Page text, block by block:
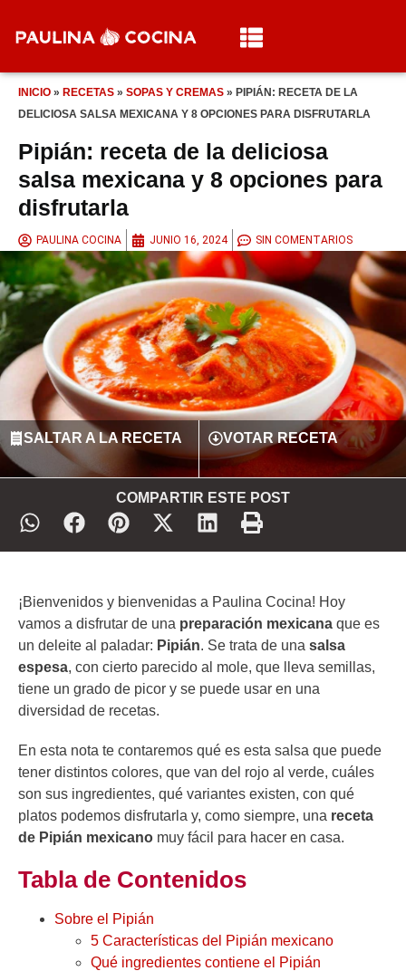
INICIO » RECETAS » SOPAS Y CREMAS » PIPIÁN: RECETA DE LA
DELICIOSA SALSA MEXICANA Y 8 OPCIONES PARA DISFRUTARLA
Pipián: receta de la deliciosa
salsa mexicana y 8 opciones para
disfrutarla
PAULINA COCINA JUNIO 16, 2024 SIN COMENTARIOS
SALTAR A LA RECETA VOTAR RECETA
COMPARTIR ESTE POST
¡Bienvenidos y bienvenidas a Paulina Cocina! Hoy
vamos a disfrutar de una preparación mexicana que es
un deleite al paladar: Pipián. Se trata de una salsa
espesa, con cierto parecido al mole, que lleva semillas,
tiene un grado de picor y se puede usar en una
diversidad de recetas.
En esta nota te contaremos qué es esta salsa que puede
tener distintos colores, que van del rojo al verde, cuáles
son sus ingredientes, qué variantes existen, con qué
platos podemos disfrutarla y, como siempre, una receta
de Pipián mexicano muy fácil para hacer en casa.
Tabla de Contenidos
Sobre el Pipián
5 Características del Pipián mexicano
Qué ingredientes contiene el Pipián